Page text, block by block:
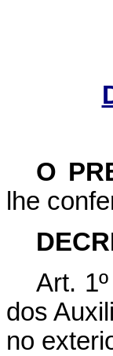
O
lhe
Art.
dos
no